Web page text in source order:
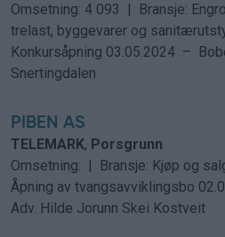
Omsetning: 4 093 | Bransje:
trelast, byggevarer og
Konkursåpning 03.05.2024 –
Snertingdalen
PIBEN AS
TELEMARK, Porsgrunn
Omsetning: | Bransje: Kjøp og
Åpning av tvangsavviklingsbo
Adv. Hilde Jorunn Skei Kostveit